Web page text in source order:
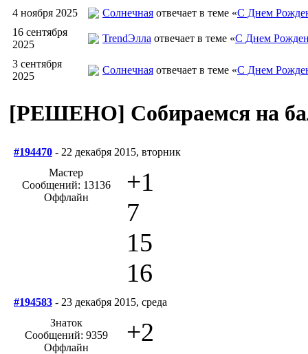
4 ноября 2025 Солнечная отвечает в теме «С Днем
16 сентября
2025
TrendЭлла отвечает в теме «С Днем
3 сентября
2025
Солнечная отвечает в теме «С Днем
[РЕШЕНО] Собираемся на
#194470 - 22 декабря 2015, вторник
Мастер
Сообщений: 13136
Оффлайн
+1
7
15
16
#194583 - 23 декабря 2015, среда
Знаток
Сообщений: 9359
Оффлайн
+2